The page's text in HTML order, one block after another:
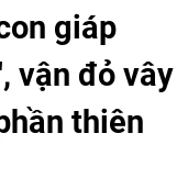
giáp
vận đỏ vây
thiên